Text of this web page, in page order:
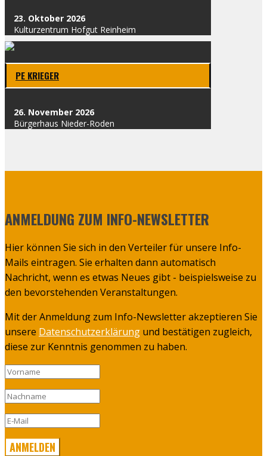
23. Okto­ber 2026
Kul­tur­zen­trum Hof­gut Rein­heim
PE KRIE­GER
26. Novem­ber 2026
Bür­ger­haus Nie­der-Roden
ANMELDUNG ZUM INFO-NEWSLETTER
Hier können Sie sich in den Verteiler für unsere Info-
Mails eintragen. Sie erhalten dann automatisch
Nachricht, wenn es etwas Neues gibt - beispielsweise zu
den bevorstehenden Veranstaltungen.
Mit der Anmeldung zum Info-Newsletter akzeptieren Sie
unsere Datenschutzerklärung und bestätigen zugleich,
diese zur Kenntnis genommen zu haben.